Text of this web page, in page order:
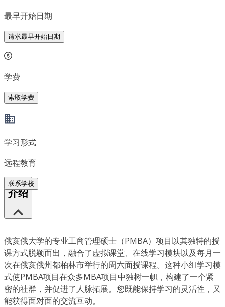
最早开始日期
请求最早开始日期
学费
索取学费
学习形式
远程教育
联系学校
介绍
俄亥俄大学的专业工商管理硕士（PMBA）项目以其独特的授
课方式脱颖而出，融合了虚拟课堂、在线学习模块以及每月一
次在俄亥俄州都柏林市举行的周六面授课程。这种小组学习模
式使PMBA项目在众多MBA项目中独树一帜，构建了一个紧
密的社群，并促进了人脉拓展。您既能保持学习的灵活性，又
能获得面对面的交流互动。